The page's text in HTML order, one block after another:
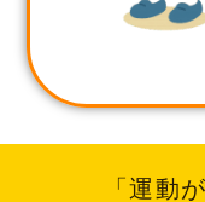
「運動